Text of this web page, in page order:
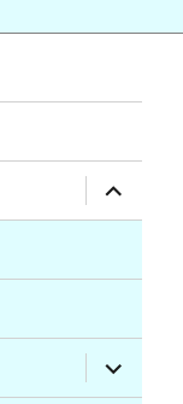
öffnen
öffnen